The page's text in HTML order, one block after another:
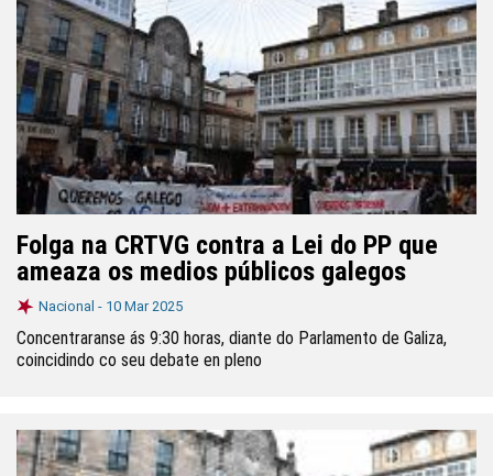
Folga na CRTVG contra a Lei do PP que
ameaza os medios públicos galegos
Nacional - 10 Mar 2025
Concentraranse ás 9:30 horas, diante do Parlamento de Galiza,
coincidindo co seu debate en pleno